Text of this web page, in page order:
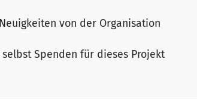
von der Organisation
Spenden für dieses Projekt